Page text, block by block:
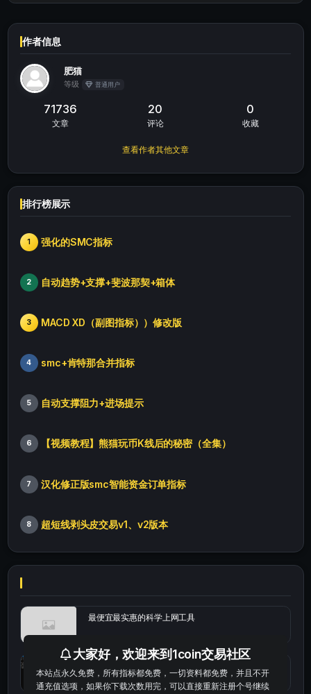
作者信息
肥猫
等级 普通用户
71736
文章
20
评论
0
收藏
查看作者其他文章
排行榜展示
1 强化的SMC指标
2 自动趋势+支撑+斐波那契+箱体
3 MACD XD（副图指标））修改版
4 smc+肯特那合并指标
5 自动支撑阻力+进场提示
6 【视频教程】熊猫玩币K线后的秘密（全集）
7 汉化修正版smc智能资金订单指标
8 超短线剥头皮交易v1、v2版本
最便宜最实惠的科学上网工具
大家好，欢迎来到1coin交易社区
本站点永久免费，所有指标都免费，一切资料都免费，并且不开
通充值选项，如果你下载次数用完，可以直接重新注册个号继续